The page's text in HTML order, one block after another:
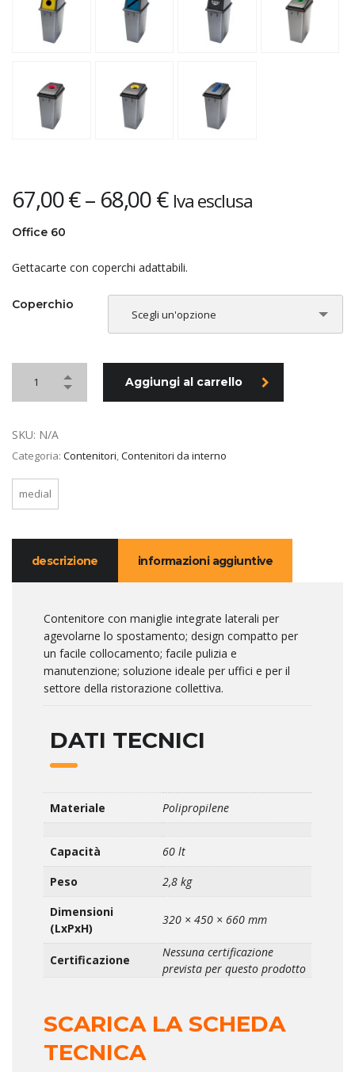
67,00€– 68,00€ Iva esclusa
Office 60
Gettacarte con coperchi adattabili.
Coperchio
Scegli un'opzione
Aggiungi al carrello
SKU: N/A
Categoria: Contenitori,Contenitori da interno
medial
descrizione informazioni aggiuntive
Contenitore con maniglie integrate laterali per
agevolarne lo spostamento; design compatto per
un facile collocamento; facile pulizia e
manutenzione; soluzione ideale per uffici e per il
settore della ristorazione collettiva.
DATI TECNICI
Materiale Polipropilene
Capacità
60 lt
Peso
2,8 kg
Dimensioni
(LxPxH)
320 × 450 × 660 mm
Certificazione
Nessuna certificazione
prevista per questo prodotto
SCARICA LA SCHEDA
TECNICA